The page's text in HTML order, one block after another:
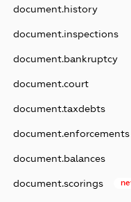
document.history
document.inspections
document.bankruptcy
document.court
document.taxdebts
document.enforcements
document.balances
document.scorings